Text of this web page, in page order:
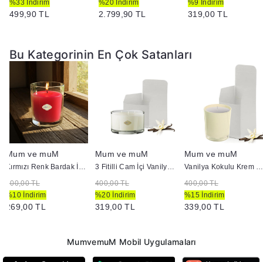
%33 İndirim
499,90 TL
%20 İndirim
2.799,90 TL
%9 İndirim
319,00 TL
Bu Kategorinin En Çok Satanları
Mum ve muM
Kırmızı Renk Bardak İçi Mum 403
300,00 TL
%10 İndirim
269,00 TL
Mum ve muM
3 Fitilli Cam İçi Vanilya Kokulu Mum
400,00 TL
%20 İndirim
319,00 TL
Mum ve muM
Vanilya Kokulu Krem Bardak Mum
400,00 TL
%15 İndirim
339,00 TL
MumvemuM Mobil Uygulamaları